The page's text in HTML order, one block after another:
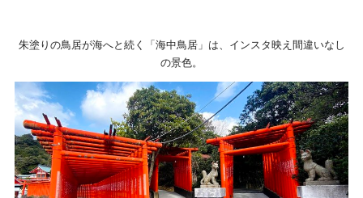
朱塗りの鳥居が海へと続く「海中鳥居」は、インスタ映え間違いなし
の景色。